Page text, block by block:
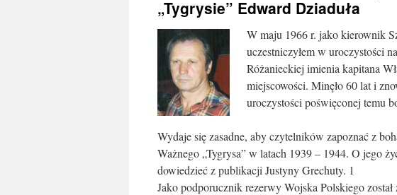
treści
„Tygrysie” Edward Dziaduła
W maju 1966 r. jako kierownik
uczestniczyłem w uroczystości
Różanieckiej imienia kapitana
miejscowości. Minęło 60 lat i
uroczystości poświęconej temu
Wydaje się zasadne, aby czytelników zapoznać z
Ważnego „Tygrysa” w latach 1939 – 1944. O jego
dowiedzieć z publikacji Justyny Grechuty. 1
Jako podporucznik rezerwy Wojska Polskiego